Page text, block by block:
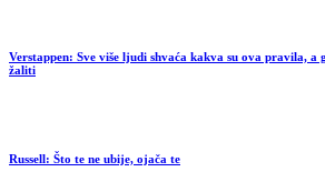
Verstappen: Sve više ljudi shvaća kakva su ova pravila, a
žaliti
Russell: Što te ne ubije, ojača te